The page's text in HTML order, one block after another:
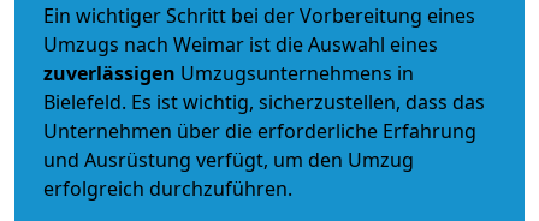
Ein wichtiger Schritt bei der Vorbereitung eines
Umzugs nach Weimar ist die Auswahl eines
zuverlässigen Umzugsunternehmens in
Bielefeld. Es ist wichtig, sicherzustellen, dass das
Unternehmen über die erforderliche Erfahrung
und Ausrüstung verfügt, um den Umzug
erfolgreich durchzuführen.